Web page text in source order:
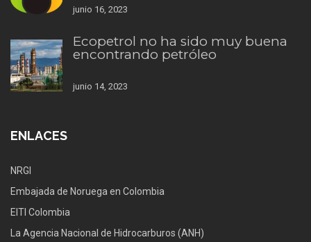
junio 16, 2023
Ecopetrol no ha sido muy buena
encontrando petróleo
junio 14, 2023
ENLACES
NRGI
Embajada de Noruega en Colombia
EITI Colombia
La Agencia Nacional de Hidrocarburos (ANH)